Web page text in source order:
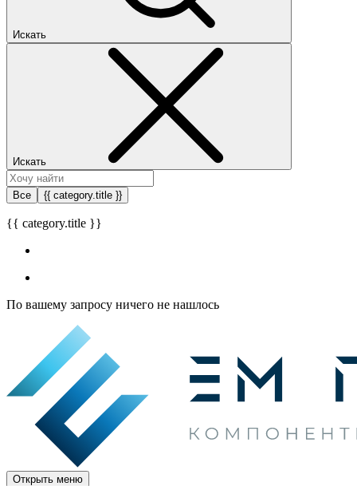
Искать
Искать
Все {{ category.title }}
{{ category.title }}
По вашему запросу ничего не нашлось
Открыть меню